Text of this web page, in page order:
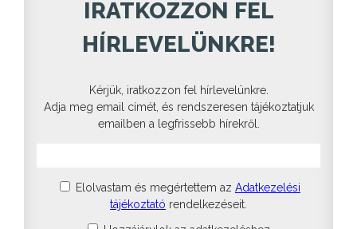
IRATKOZZON FEL
HÍRLEVELÜNKRE!
Kérjük, iratkozzon fel hírlevelünkre.
Adja meg email címét, és rendszeresen tájékoztatjuk
emailben a legfrissebb hírekről.
Elolvastam és megértettem az Adatkezelési
tájékoztató rendelkezéseit.